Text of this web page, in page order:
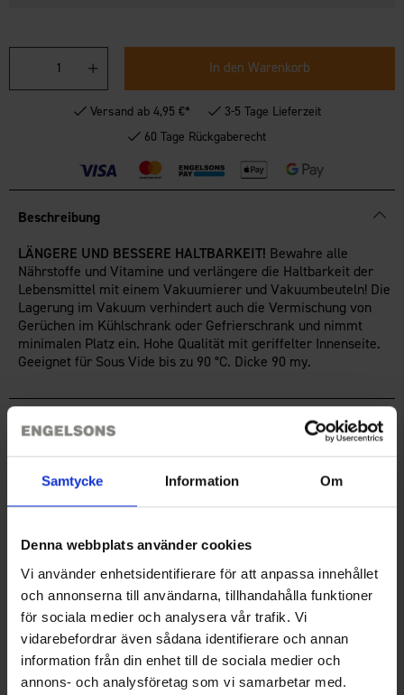
Samtycke Information Om
Denna webbplats använder cookies
Vi använder enhetsidentifierare för att anpassa innehållet
och annonserna till användarna, tillhandahålla funktioner
för sociala medier och analysera vår trafik. Vi
vidarebefordrar även sådana identifierare och annan
information från din enhet till de sociala medier och
annons- och analysföretag som vi samarbetar med.
In den Warenkorb
Versand ab 4,95 €*
3-5 Tage Lieferzeit
60 Tage Rückgaberecht
Beschreibung
LÄNGERE UND BESSERE HALTBARKEIT! Bewahre alle
Nährstoffe und Vitamine und verlängere die Haltbarkeit der
Lebensmittel mit einem Vakuumierer und Vakuumbeuteln! Die
Lagerung im Vakuum verhindert auch die Vermischung von
Gerüchen im Kühlschrank oder Gefrierschrank und nimmt
minimalen Platz ein. Hohe Qualität mit geriffelter Innenseite.
Geeignet für Sous Vide bis zu 90 °C. Dicke 90 my.
Technische Spezifikation
Bewertungen
Sie benötigen vielleicht auch